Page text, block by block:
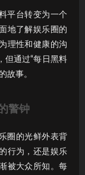
平台转变为一个
地了解娱乐圈的
理性和健康的沟
但通过“每日黑料
故事。
警钟
圈的光鲜外表背
行为，还是娱乐
被大众所知。每